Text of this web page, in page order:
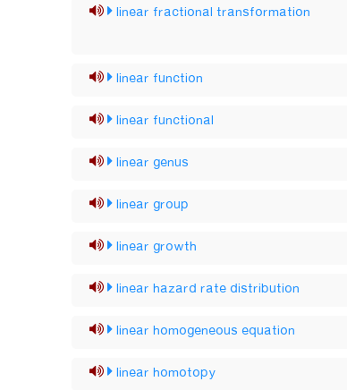
linear fractional transformation
linear function
linear functional
linear genus
linear group
linear growth
linear hazard rate distribution
linear homogeneous equation
linear homotopy